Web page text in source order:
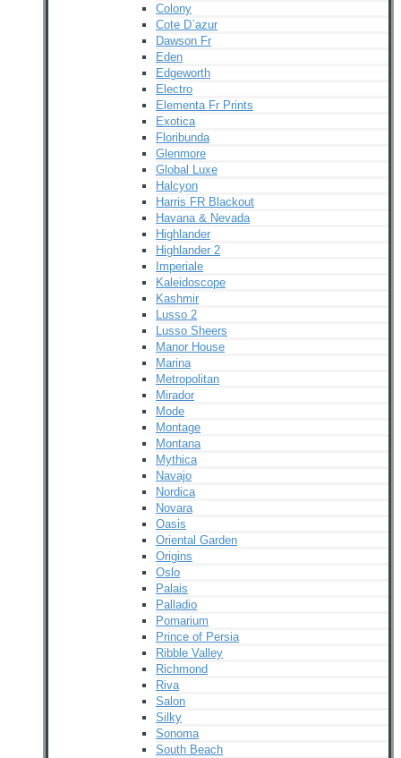
Colony
Cote D`azur
Dawson Fr
Eden
Edgeworth
Electro
Elementa Fr Prints
Exotica
Floribunda
Glenmore
Global Luxe
Halcyon
Harris FR Blackout
Havana & Nevada
Highlander
Highlander 2
Imperiale
Kaleidoscope
Kashmir
Lusso 2
Lusso Sheers
Manor House
Marina
Metropolitan
Mirador
Mode
Montage
Montana
Mythica
Navajo
Nordica
Novara
Oasis
Oriental Garden
Origins
Oslo
Palais
Palladio
Pomarium
Prince of Persia
Ribble Valley
Richmond
Riva
Salon
Silky
Sonoma
South Beach